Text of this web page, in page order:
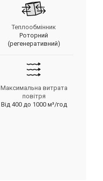
Теплообмінник
Роторний
(регенеративний)
Максимальна витрата
повітря
Від 400 до 1000 м³/год